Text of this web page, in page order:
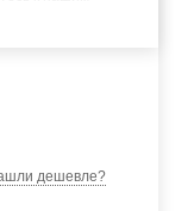
дешевле?